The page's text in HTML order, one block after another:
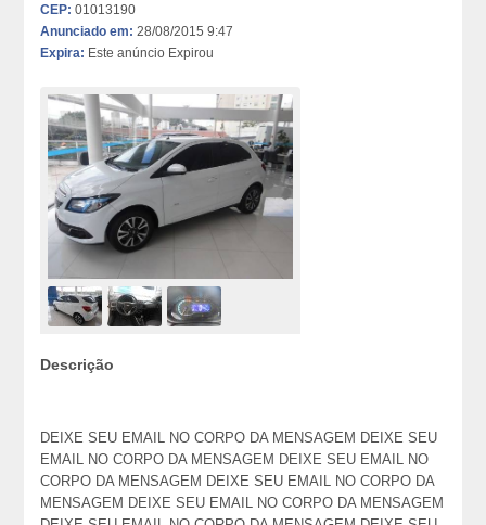
CEP: 01013190
Anunciado em: 28/08/2015 9:47
Expira: Este anúncio Expirou
Descrição
DEIXE SEU EMAIL NO CORPO DA MENSAGEM DEIXE SEU
EMAIL NO CORPO DA MENSAGEM DEIXE SEU EMAIL NO
CORPO DA MENSAGEM DEIXE SEU EMAIL NO CORPO DA
MENSAGEM DEIXE SEU EMAIL NO CORPO DA MENSAGEM